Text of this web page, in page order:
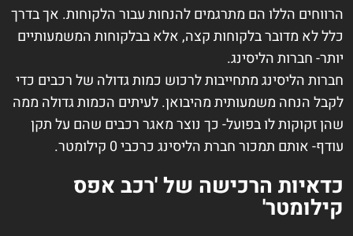
הרווחים הללו הם מתרגמים להנחות עבור הלקוחות. אך בדרך
כלל לא מדובר בלקוחות קצה, אלא בבלקוחות המשמעותיים
יותר- חברות הליסינג.
חברות הליסינג מתחייבות לרכוש כמות גדולה של רכבים כדי
לקבל הנחה משמעותית מהיבואן. לעיתים הכמות גדולה ממה
שהן זקוקות לו בפועל- כך נוצר מאגר רכבים שהם על תקן
עודף- אותם תמכור חברת הליסינג כרכבי 0 קילומטר.
כדאיות הרכישה של 'רכב אפס
קילומטר'